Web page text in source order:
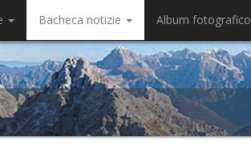
Bacheca notizie Album fotografico